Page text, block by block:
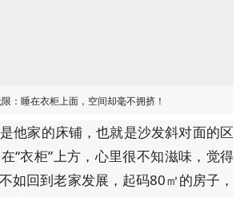
：睡在衣柜上面，空间却毫不拥挤！
他家的床铺，也就是沙发斜对面的区
“衣柜”上方，心里很不知滋味，觉得
如回到老家发展，起码80㎡的房子，